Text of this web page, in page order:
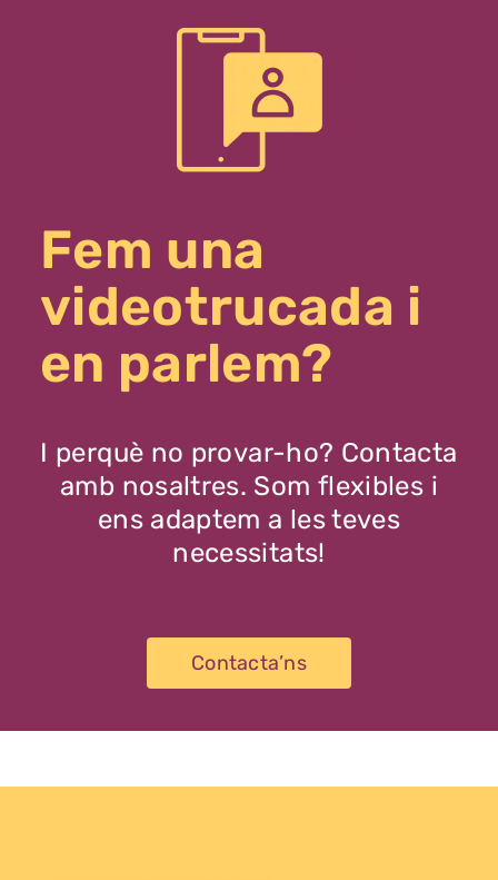
Fem una
videotrucada i
en parlem?
I perquè no provar-ho? Contacta
amb nosaltres. Som flexibles i
ens adaptem a les teves
necessitats!
Contacta’ns